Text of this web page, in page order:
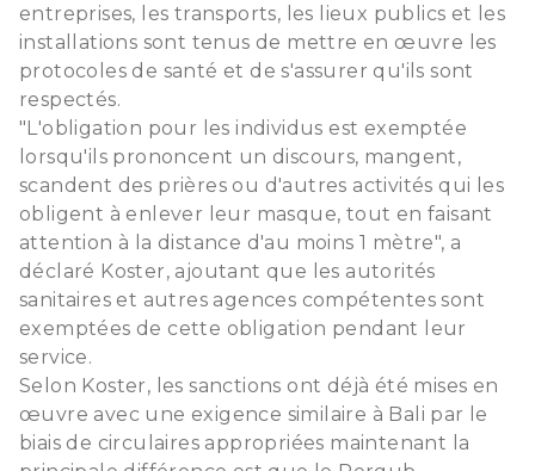
entreprises, les transports, les lieux publics et les
installations sont tenus de mettre en œuvre les
protocoles de santé et de s'assurer qu'ils sont
respectés.
"L'obligation pour les individus est exemptée
lorsqu'ils prononcent un discours, mangent,
scandent des prières ou d'autres activités qui les
obligent à enlever leur masque, tout en faisant
attention à la distance d'au moins 1 mètre", a
déclaré Koster, ajoutant que les autorités
sanitaires et autres agences compétentes sont
exemptées de cette obligation pendant leur
service.
Selon Koster, les sanctions ont déjà été mises en
œuvre avec une exigence similaire à Bali par le
biais de circulaires appropriées maintenant la